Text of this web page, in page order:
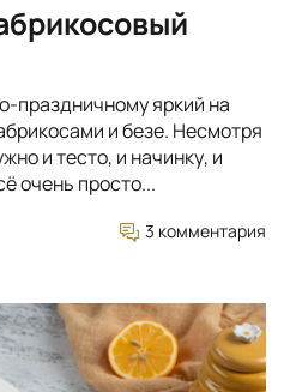
праздничному яркий на
и безе. Несмотря
и тесто, и начинку, и
очень просто...
3 комментария